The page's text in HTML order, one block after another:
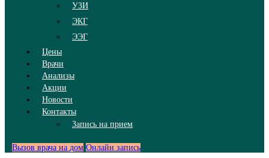
УЗИ
ЭКГ
ЭЭГ
Цены
Врачи
Анализы
Акции
Новости
Контакты
Запись на прием
Вызов врача на дом Онлайн запись